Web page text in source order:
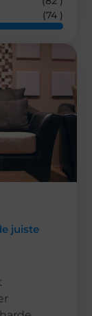
juiste
(74 )